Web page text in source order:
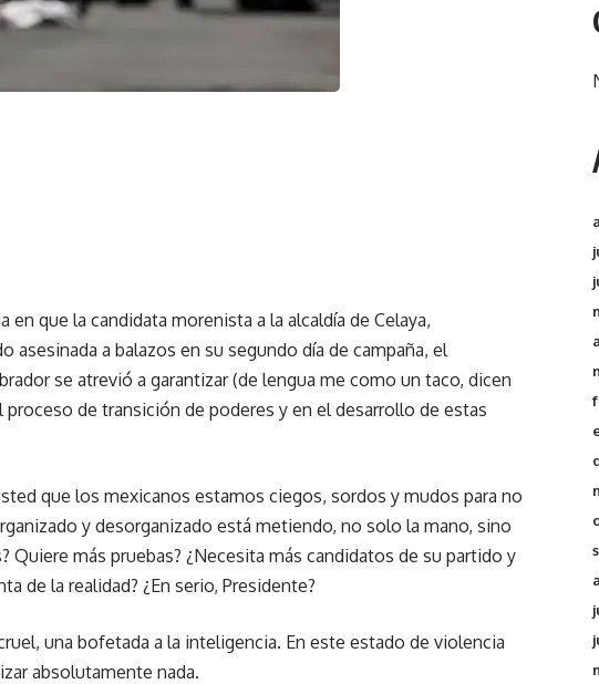
en que la candidata morenista a la alcaldía de Celaya,
asesinada a balazos en su segundo día de campaña, el
se atrevió a garantizar (de lengua me como un taco, dicen
proceso de transición de poderes y en el desarrollo de estas
que los mexicanos estamos ciegos, sordos y mudos para no
y desorganizado está metiendo, no solo la mano, sino
Quiere más pruebas? ¿Necesita más candidatos de su partido y
de la realidad? ¿En serio, Presidente?
una bofetada a la inteligencia. En este estado de violencia
absolutamente nada.